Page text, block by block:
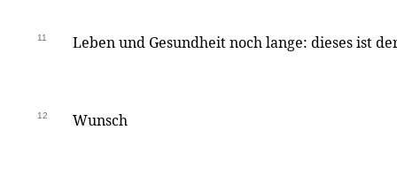
11 Leben und Gesundheit noch lange: dieses ist
12 Wunsch